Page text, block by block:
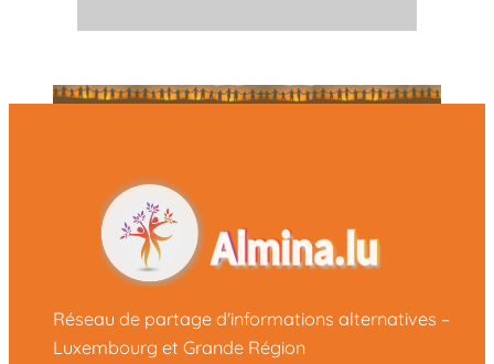
Réseau de partage d'informations alternatives –
Luxembourg et Grande Région